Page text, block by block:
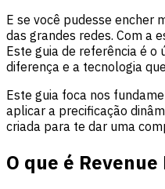
E se você pudesse encher
das grandes redes. Com a
Este guia de referência é
diferença e a tecnologia
Este guia foca nos
aplicar a precificação
criada para te dar uma
O que é